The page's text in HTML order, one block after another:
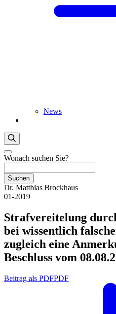
News
Wonach suchen Sie?
Suchen
Dr. Matthias Brockhaus
01-2019
Strafvereitelung
bei wissentlich
zugleich eine
Beschluss vom
Beitrag als PDFPDF